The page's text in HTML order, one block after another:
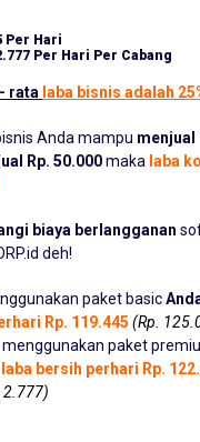
Per Hari
Per Hari Per Cabang
rata laba bisnis adalah
Anda mampu menjual
Rp. 50.000maka laba
biaya berlangganan
deh!
paket basic
Rp. 119.445 (Rp.
menggunakan paket
laba bersih perhari Rp.
2.777)